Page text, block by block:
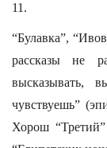
11.
“Булавка”,
рассказы не
высказывать,
чувствуешь”
Хорош